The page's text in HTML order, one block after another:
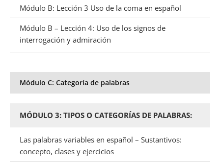
Módulo B: Lección 3 Uso de la coma en español
Módulo B – Lección 4: Uso de los signos de
interrogación y admiración
Módulo C: Categoría de palabras
MÓDULO 3: TIPOS O CATEGORÍAS DE PALABRAS:
Las palabras variables en español – Sustantivos:
concepto, clases y ejercicios